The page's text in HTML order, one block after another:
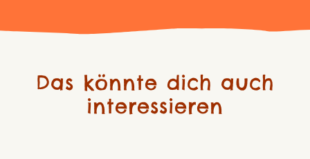
Das könnte dich auch
interessieren